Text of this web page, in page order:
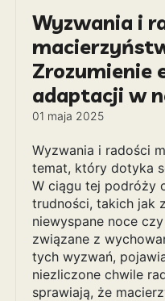
Wyzwania i
Zrozumienie
adaptacji w
01 maja 2025
Wyzwania i radości
temat, który dotyka
W ciągu tej podróży
trudności, takich jak
niewyspane noce
związane z
tych wyzwań,
niezliczone chwile
sprawiają, że